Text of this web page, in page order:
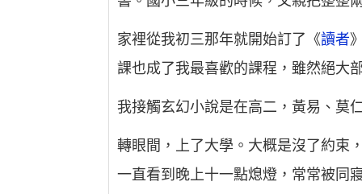
家裡從我初三那年就開始訂了《讀者
課也成了我最喜歡的課程，雖然絕大
我接觸玄幻小說是在高二，黃易、莫
轉眼間，上了大學。大概是沒了約束
一直看到晚上十一點熄燈，常常被同